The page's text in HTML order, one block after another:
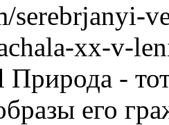
serebrjanyi-
xx-v-
Природа -
его